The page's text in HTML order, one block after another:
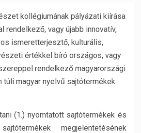
kollégiumának pályázati kiírása
rendelkező, vagy újabb innovatív,
ismeretterjesztő, kulturális,
értékkel bíró országos, vagy
rendelkező magyarországi
túli magyar nyelvű sajtótermékek
(1.) nyomtatott sajtótermékek és
megjelentetésének